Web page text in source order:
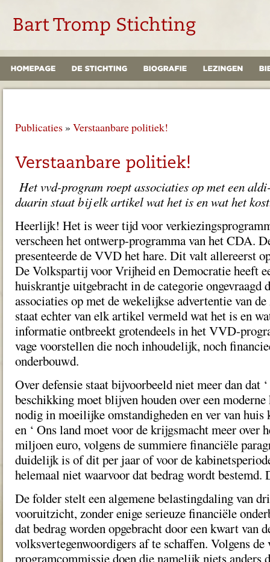
Publicaties » Verstaanbare politiek!
Het vvd-program roept associaties op met een
daarin staat bij elk artikel wat het is en wat het
Heerlijk! Het is weer tijd voor
verscheen het ontwerp-programma van het CDA.
presenteerde de VVD het hare. Dit valt allereerst
De Volkspartij voor Vrijheid en Democratie heeft
huiskrantje uitgebracht in de categorie ongevraagd
associaties op met de wekelijkse advertentie van
staat echter van elk artikel vermeld wat het is en
informatie ontbreekt grotendeels in het VVD-
vage voorstellen die noch inhoudelijk, noch
onderbouwd.
Over defensie staat bijvoorbeeld niet meer dan dat
beschikking moet blijven houden over een
nodig in moeilijke omstandigheden en ver van huis
en ‘ Ons land moet voor de krijgsmacht meer over
miljoen euro, volgens de summiere financiële
duidelijk is of dit per jaar of voor de
helemaal niet waarvoor dat bedrag wordt bestemd.
De folder stelt een algemene belastingdaling van
vooruitzicht, zonder enige serieuze financiële
dat bedrag worden opgebracht door een kwart van
volksvertegenwoordigers af te schaffen. Volgens
programcommissie doen die namelijk niets anders